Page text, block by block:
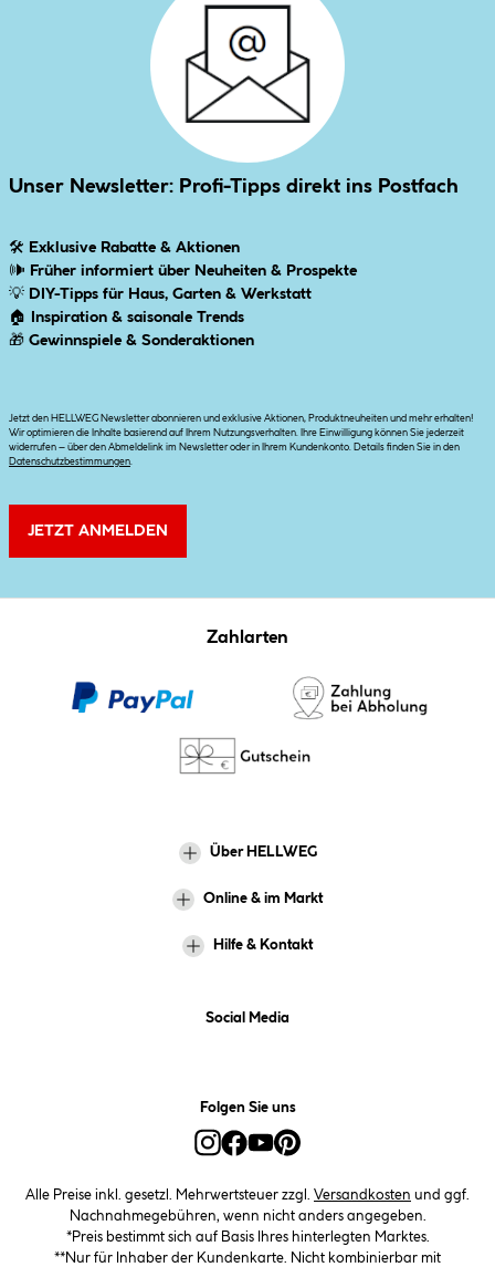
Unser Newsletter: Profi-Tipps direkt ins Postfach
🛠 Exklusive Rabatte & Aktionen
🕪 Früher informiert über Neuheiten & Prospekte
💡 DIY-Tipps für Haus, Garten & Werkstatt
🏠
Inspiration & saisonale Trends
🎁 Gewinnspiele & Sonderaktionen
Jetzt den HELLWEG Newsletter abonnieren und exklusive Aktionen, Produktneuheiten und mehr erhalten!
Wir optimieren die Inhalte basierend auf Ihrem Nutzungsverhalten. Ihre Einwilligung können Sie jederzeit
widerrufen – über den Abmeldelink im Newsletter oder in Ihrem Kundenkonto. Details finden Sie in den
Datenschutzbestimmungen.
JETZT ANMELDEN
Zahlarten
Über HELLWEG
Online & im Markt
Hilfe & Kontakt
Social Media
Folgen Sie uns
Alle Preise inkl. gesetzl. Mehrwertsteuer zzgl. Versandkosten und ggf.
Nachnahmegebühren, wenn nicht anders angegeben.
*Preis bestimmt sich auf Basis Ihres hinterlegten Marktes.
**Nur für Inhaber der Kundenkarte. Nicht kombinierbar mit